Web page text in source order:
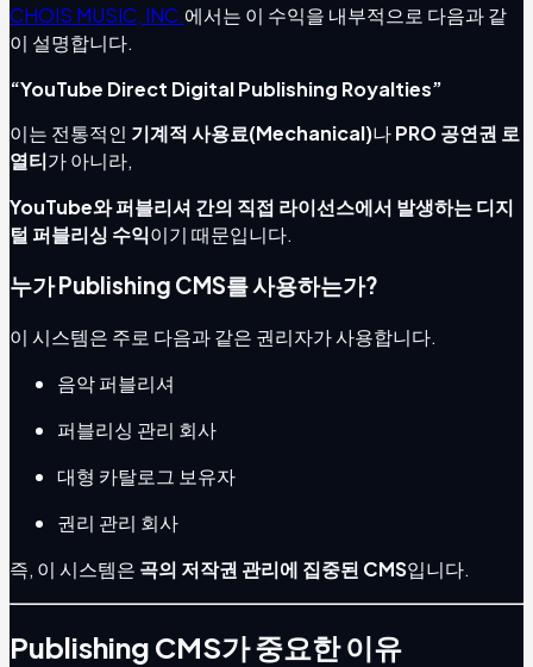
CHOIS MUSIC, INC.에서는 이 수익을 내부적으로 다음과 같
이 설명합니다.
“YouTube Direct Digital Publishing Royalties”
이는 전통적인 기계적 사용료(Mechanical)나PRO 공연권 로
열티가 아니라,
YouTube와 퍼블리셔 간의 직접 라이선스에서 발생하는 디지
털 퍼블리싱 수익이기 때문입니다.
누가 Publishing CMS를 사용하는가?
이 시스템은 주로 다음과 같은 권리자가 사용합니다.
음악 퍼블리셔
퍼블리싱 관리 회사
대형 카탈로그 보유자
권리 관리 회사
즉, 이 시스템은 곡의 저작권 관리에 집중된 CMS입니다.
Publishing CMS가 중요한 이유